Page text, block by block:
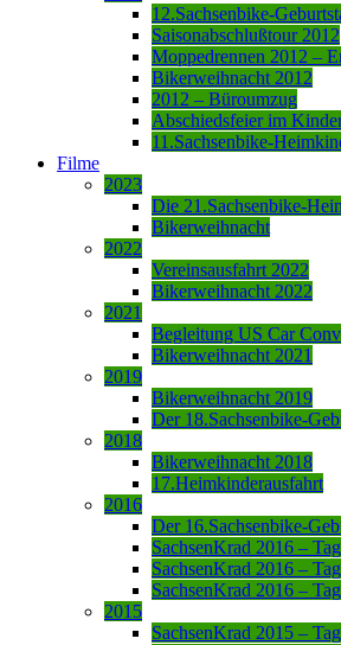
12.Sachsenbike-
Saisonabschlußtour 2012
Moppedrennen 2012 –
Bikerweihnacht 2012
2012 – Büroumzug
Abschiedsfeier im
11.Sachsenbike-
Filme
2023
Die 21.Sachsenbike-
Bikerweihnacht
2022
Vereinsausfahrt 2022
Bikerweihnacht 2022
2021
Begleitung US Car
Bikerweihnacht 2021
2019
Bikerweihnacht 2019
Der 18.Sachsenbike-
2018
Bikerweihnacht 2018
17.Heimkinderausfahrt
2016
Der 16.Sachsenbike-
SachsenKrad 2016 –
SachsenKrad 2016 –
SachsenKrad 2016 –
2015
SachsenKrad 2015 –